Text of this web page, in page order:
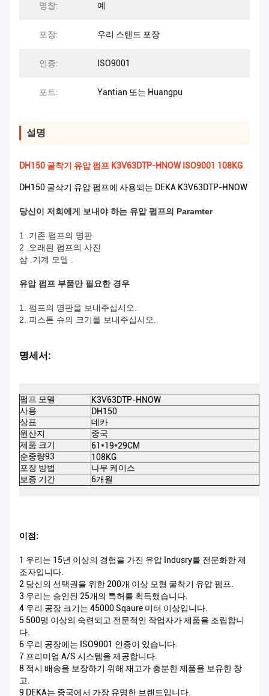
명찰: 예
포장: 우리 스탠드 포장
인증: ISO9001
포트: Yantian 또는 Huangpu
설명
DH150 굴착기 유압 펌프 K3V63DTP-HNOW ISO9001 108KG
DH150 굴삭기 유압 펌프에 사용되는 DEKA K3V63DTP-HNOW
당신이 저희에게 보내야 하는 유압 펌프의 Paramter
1 .기존 펌프의 명판
2 .오래된 펌프의 사진
삼 .기계 모델 .
유압 펌프 부품만 필요한 경우
1. 펌프의 명판을 보내주십시오.
2. 피스톤 슈의 크기를 보내주십시오.
명세서:
펌프 모델
K3V63DTP-HNOW
사용
DH150
상표
데카
원산지
중국
제품 크기
61*19*29CM
순중량93
108KG
포장 방법
나무 케이스
보증 기간
6개월
이점:
1 우리는 15년 이상의 경험을 가진 유압 Indusry를 전문화한 제
조자입니다.
2 당신의 선택권을 위한 200개 이상 모형 굴착기 유압 펌프.
3 우리는 승인된 25개의 특허를 획득했습니다.
4 우리 공장 크기는 45000 Sqaure 미터 이상입니다.
5 500명 이상의 숙련되고 전문적인 작업자가 제품을 조립합니
다.
6 우리 공장에는 ISO9001 인증이 있습니다.
7 프리미엄 A/S 시스템을 제공합니다.
8 적시 배송을 보장하기 위해 재고가 충분한 제품을 보유한 창
고.
9 DEKA는 중국에서 가장 유명한 브랜드입니다.